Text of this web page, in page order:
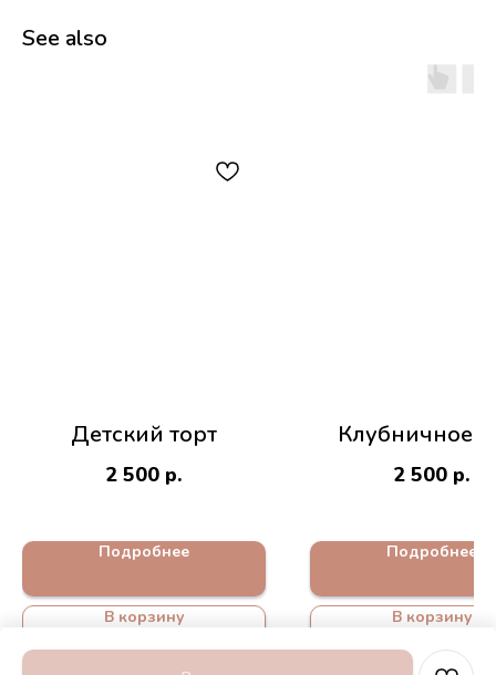
See also
Детский торт
2 500 р.
Подробнее
В корзину
Клубничное
2 500 р.
Подробнее
В корзину